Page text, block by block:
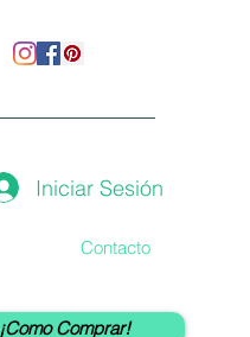
Iniciar Sesión
Contacto
¡Como Comprar!